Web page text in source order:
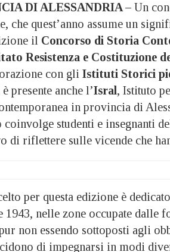
DI ALESSANDRIA –Un
che quest’anno assume un
il Concorso di Storia
Resistenza e Costituzione
con gli Istituti Storici
presente anche l’Isral , Istituto
in provincia di
coinvolge studenti e insegnanti
di riflettere sulle vicende che
per questa edizione è
1943, nelle zone occupate dalle
non essendo sottoposti agli
di impegnarsi in modi